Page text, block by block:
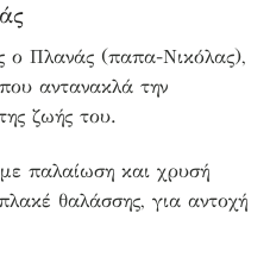
ο Πλανάς (παπα-Νικόλας),
αντανακλά την
ζωής του.
με παλαίωση και χρυσή
θαλάσσης, για αντοχή